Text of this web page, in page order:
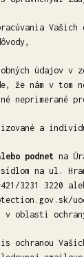
Vašich
údajov v
že nám v tom
neprimerané
a
podnet na
sídlom na ul.
3231 3220
v oblasti
ochranou